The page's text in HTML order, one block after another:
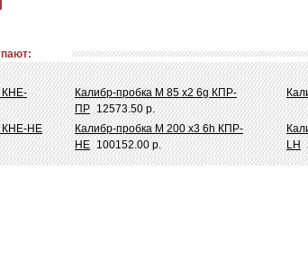
КНЕ-
Калибр-пробка М 85 х2 6g КПР-
ПР 12573.50 р.
КНЕ-НЕ
Калибр-пробка М 200 х3 6h КПР-
НЕ 100152.00 р.
LH